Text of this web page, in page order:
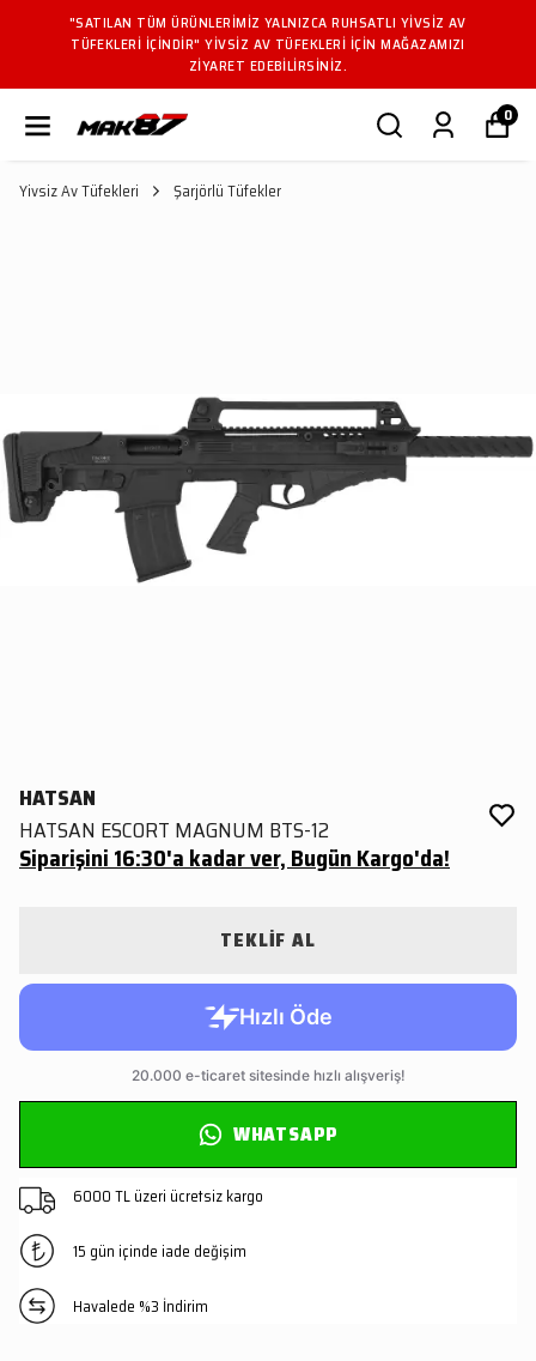
"SATILAN TÜM ÜRÜNLERIMIZ YALNIZCA RUHSATLI YIVSIZ AV
TÜFEKLERI IÇINDIR" YIVSIZ AV TÜFEKLERI IÇIN MAĞAZAMIZI
ZIYARET EDEBILIRSINIZ.
0
Yivsiz Av Tüfekleri Şarjörlü Tüfekler
HATSAN
HATSAN ESCORT MAGNUM BTS-12
Siparişini 16:30'a kadar ver, Bugün Kargo'da!
TEKLİF AL
WHATSAPP
6000 TL üzeri ücretsiz kargo
15 gün içinde iade değişim
Havalede %3 İndirim